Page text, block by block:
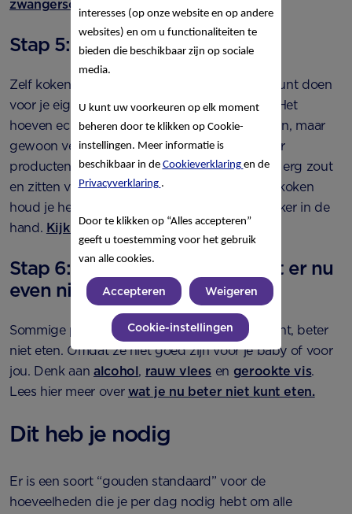
zwangerschap
Stap 5: Eet vers en gevarieerd
Zelf koken is een van de beste dingen die je kunt doen
voor je eigen gezondheid en die van je baby. Het
hoeven echt geen culinaire hoogstandjes te zijn, maar
gewoon vers bereide maaltijden. Kant-en-klaar
producten, zakjes en pakjes zijn namelijk vaak erg zout
en zitten vaak boordevol suikers. Door zelf te koken
houd je het zout- en suikergebruik gemakkelijker in de
hand. Kijk hier voor gezonde recepten
Stap 6: Houd rekening met wat er nu
even niet mag
Sommige producten kun je, nu je zwanger bent, beter
niet eten. Omdat ze niet goed zijn voor je baby of voor
jou. Denk aan alcohol, rauw vlees en gerookte vis.
Lees hier meer over wat je nu beter niet kunt eten.
Dit heb je nodig
Er is een soort “gouden standaard” voor de
hoeveelheden die je per dag nodig hebt om alle
interesses (op onze website en op andere
websites) en om u functionaliteiten te
bieden die beschikbaar zijn op sociale
media.
U kunt uw voorkeuren op elk moment
beheren door te klikken op Cookie-
instellingen. Meer informatie is
beschikbaar in de Cookieverklaring en de
Privacyverklaring .
Door te klikken op “Alles accepteren”
geeft u toestemming voor het gebruik
van alle cookies.
Accepteren Weigeren
Cookie-instellingen